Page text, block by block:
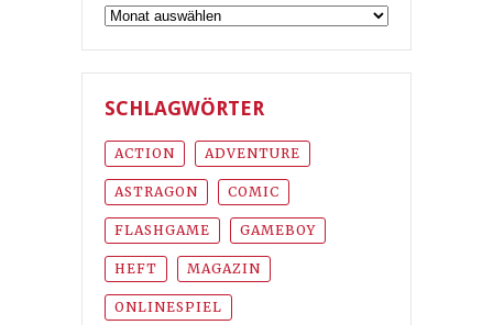
Archiv
SCHLAGWÖRTER
ACTION ADVENTURE
ASTRAGON COMIC
FLASHGAME GAMEBOY
HEFT MAGAZIN
ONLINESPIEL